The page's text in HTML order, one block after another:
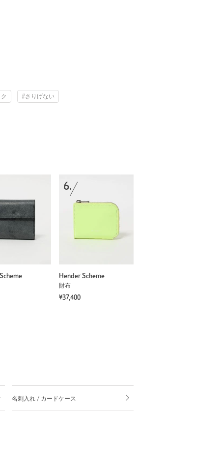
#さりげない
6.
Hender Scheme
財布
¥37,400
名刺入れ / カードケース